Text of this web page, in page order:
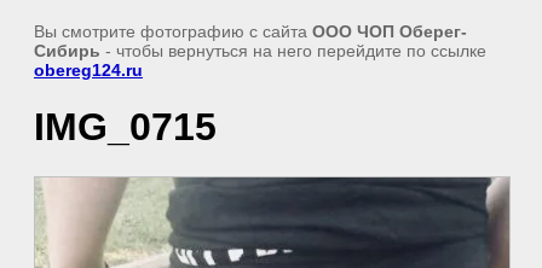
Вы смотрите фотографию с сайта OOO ЧОП Оберег-
Сибирь - чтобы вернуться на него перейдите по ссылке
obereg124.ru
IMG_0715